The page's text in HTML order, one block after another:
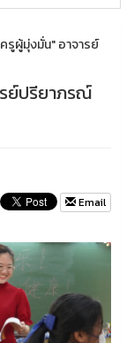
รูผู้มุ่งมั่น" อาจารย์
ย์ปรียาภรณ์
Email